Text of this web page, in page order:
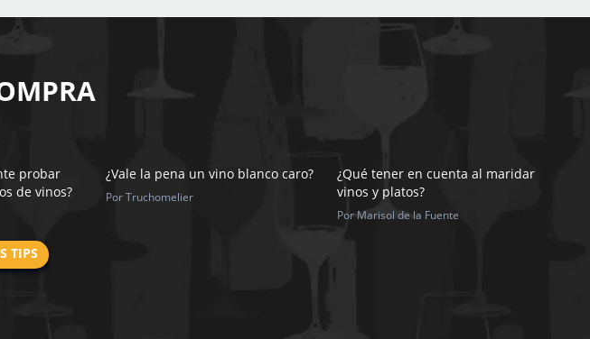
probar
de vinos?
¿Vale la pena un vino blanco caro?
Por Truchomelier
¿Qué tener en cuenta al maridar
vinos y platos?
Por Marisol de la Fuente
TIPS